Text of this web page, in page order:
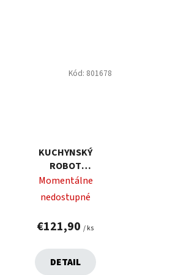
KUCHYNSKÝ
ROBOT
MAGICHOME,
LENOTRE, 1000W,
230V, 3V1, BIELO-
ČIERNY
Momentálne
nedostupné
€121,90/ ks
DETAIL
Kód: 801678